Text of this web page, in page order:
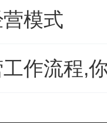
模式
作流程,